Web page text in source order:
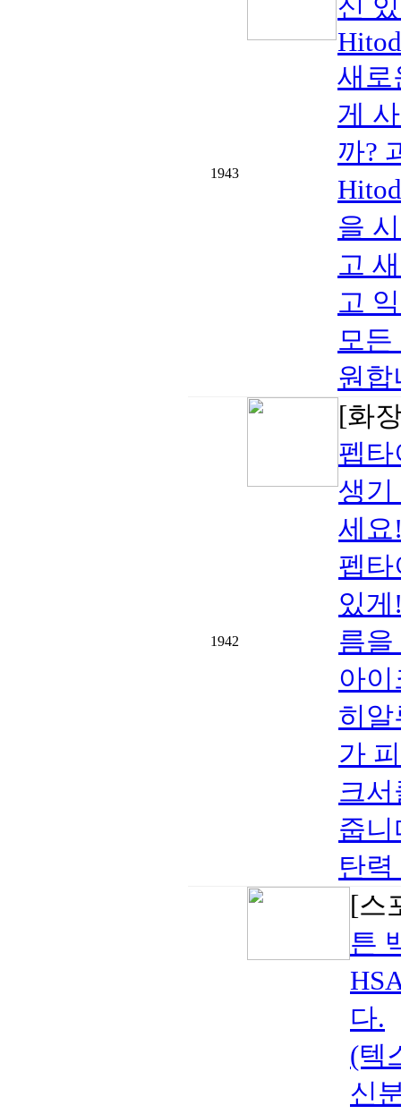
1943
신
새로
게
까?
을
고
고
모든
원합
1942
[화
펩
생기
세요
펩
있
름
아
히
가
크
줍
탄
[스
튼
다.
(텍
신